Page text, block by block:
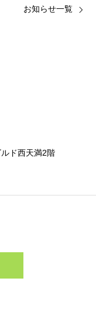
お知らせ一覧
ド西天満2階